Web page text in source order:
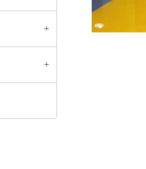
+
+